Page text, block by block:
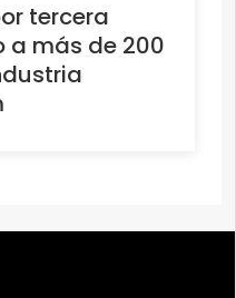
tercera
a más de 200